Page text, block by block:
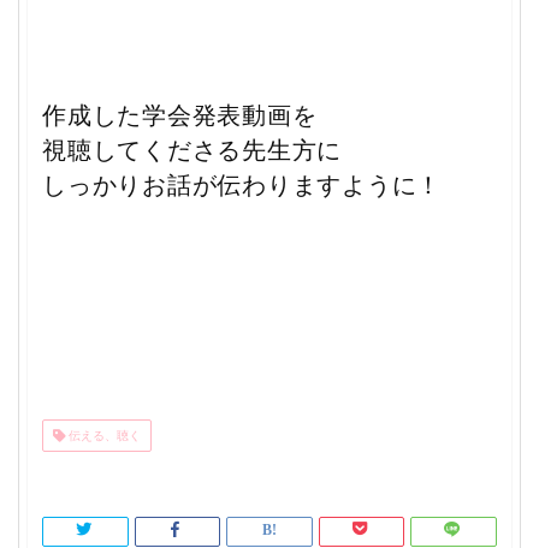
作成した学会発表動画を
視聴してくださる先生方に
しっかりお話が伝わりますように！
伝える、聴く